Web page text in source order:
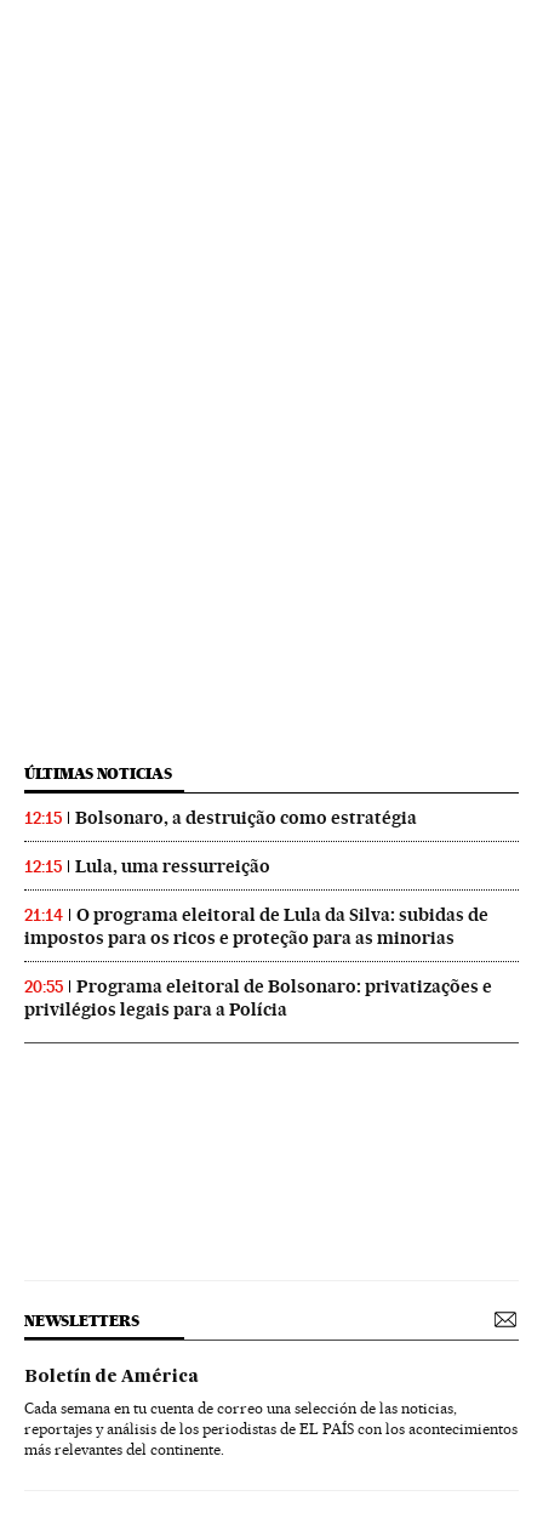
ÚLTIMAS NOTICIAS
12:15 Bolsonaro, a destruição como estratégia
12:15 Lula, uma ressurreição
21:14
O programa eleitoral de Lula da Silva: subidas de
impostos para os ricos e proteção para as minorias
20:55
Programa eleitoral de Bolsonaro: privatizações e
privilégios legais para a Polícia
NEWSLETTERS
Boletín de América
Cada semana en tu cuenta de correo una selección de las noticias,
reportajes y análisis de los periodistas de EL PAÍS con los acontecimientos
más relevantes del continente.